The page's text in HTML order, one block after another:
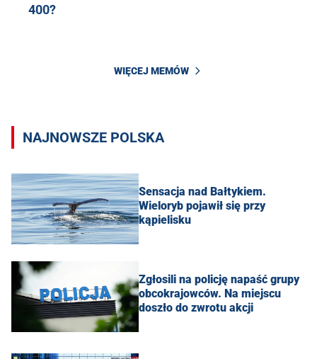
400?
WIĘCEJ MEMÓW
NAJNOWSZE POLSKA
Sensacja nad Bałtykiem.
Wieloryb pojawił się przy
kąpielisku
Zgłosili na policję napaść grupy
obcokrajowców. Na miejscu
doszło do zwrotu akcji